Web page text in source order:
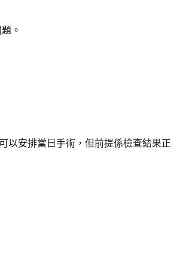
。
安排當日手術，但前提係檢查結果正